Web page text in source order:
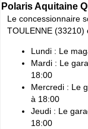
Polaris Aquitaine
Le concessionnaire
TOULENNE (33210)
Lundi : Le
Mardi : Le
18:00
Mercredi : Le
à 18:00
Jeudi : Le
18:00